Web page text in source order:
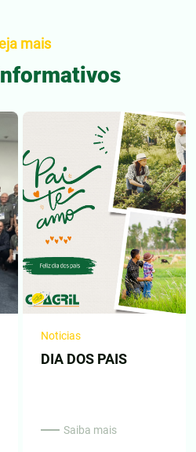
mais
Noticias
DIA DOS PAIS
Saiba mais